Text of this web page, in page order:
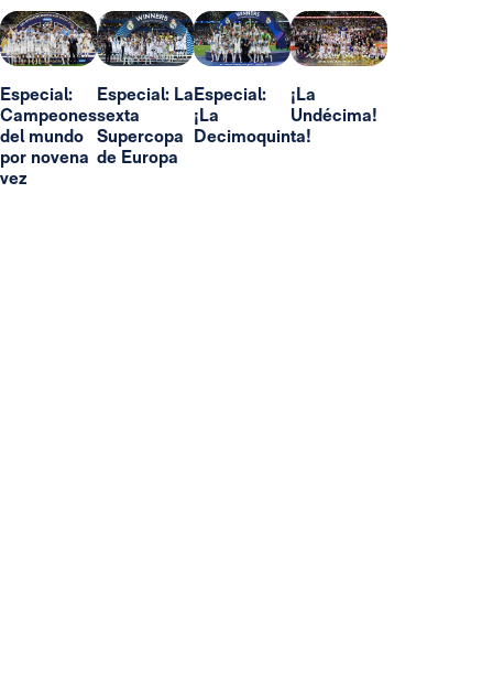
Especial:
Campeones
del mundo
por novena
vez
Especial: La
sexta
Supercopa
de Europa
Especial:
¡La
Decimoquinta!
¡La
Undécima!